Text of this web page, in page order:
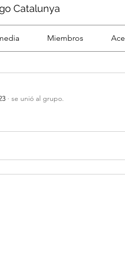
Catalunya
Miembros
· se unió al grupo.